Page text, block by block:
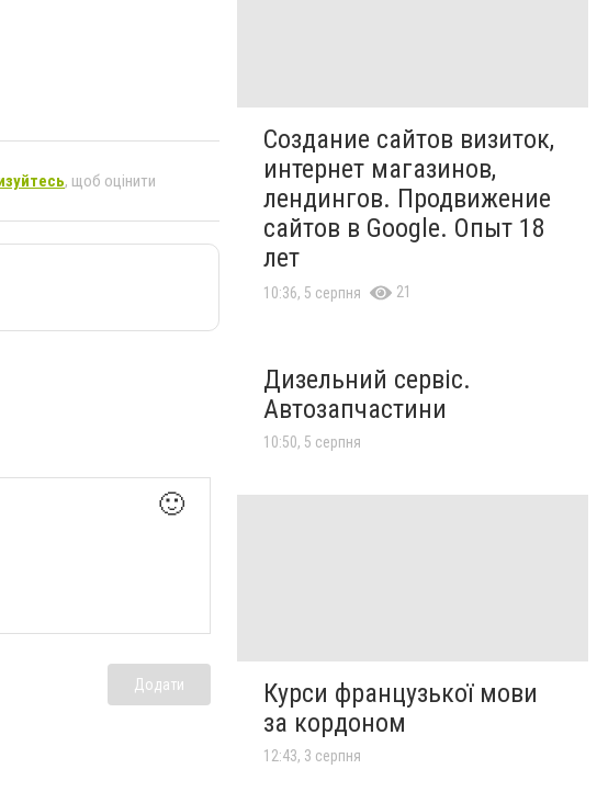
, щоб оцінити
🙂
Додати
Создание сайтов визиток,
интернет магазинов,
лендингов. Продвижение
сайтов в Google. Опыт 18
лет
10:36, 5 серпня 21
Дизельний сервіс.
Автозапчастини
10:50, 5 серпня
Курси французької мови
за кордоном
12:43, 3 серпня